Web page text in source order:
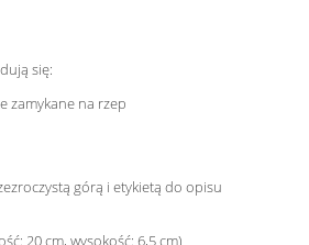
się:
zamykane na rzep
górą i etykietą do opisu
20 cm, wysokość: 6,5 cm)